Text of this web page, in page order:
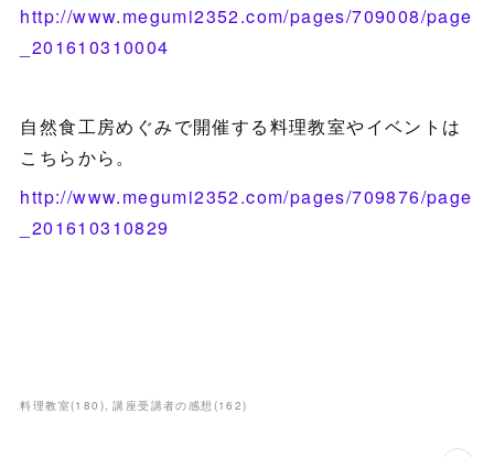
http://www.megumi2352.com/pages/709008/page
_201610310004
自然食工房めぐみで開催する料理教室やイベントは
こちらから。
http://www.megumi2352.com/pages/709876/page
_201610310829
料理教室(180 ) 講座受講者の感想 (162)